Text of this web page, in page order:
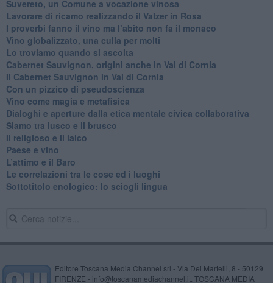
Suvereto, un Comune a vocazione vinosa
Lavorare di ricamo realizzando il Valzer in Rosa
​I proverbi fanno il vino ma l’abito non fa il monaco
Vino globalizzato, una culla per molti
Lo troviamo quando si ascolta
Cabernet Sauvignon, origini anche in Val di Cornia
Il Cabernet Sauvignon in Val di Cornia
Con un pizzico di pseudoscienza
​Vino come magia e metafisica
Dialoghi e aperture dalla etica mentale civica collaborativa
Siamo tra lusco e il brusco
Il religioso e il laico
​Paese e vino
L’attimo e il Baro
Le correlazioni tra le cose ed i luoghi
​Sottotitolo enologico: lo sciogli lingua
Editore Toscana Media Channel srl - Via Dei Martelli, 8 - 50129
FIRENZE - info@toscanamediachannel.it. TOSCANA MEDIA